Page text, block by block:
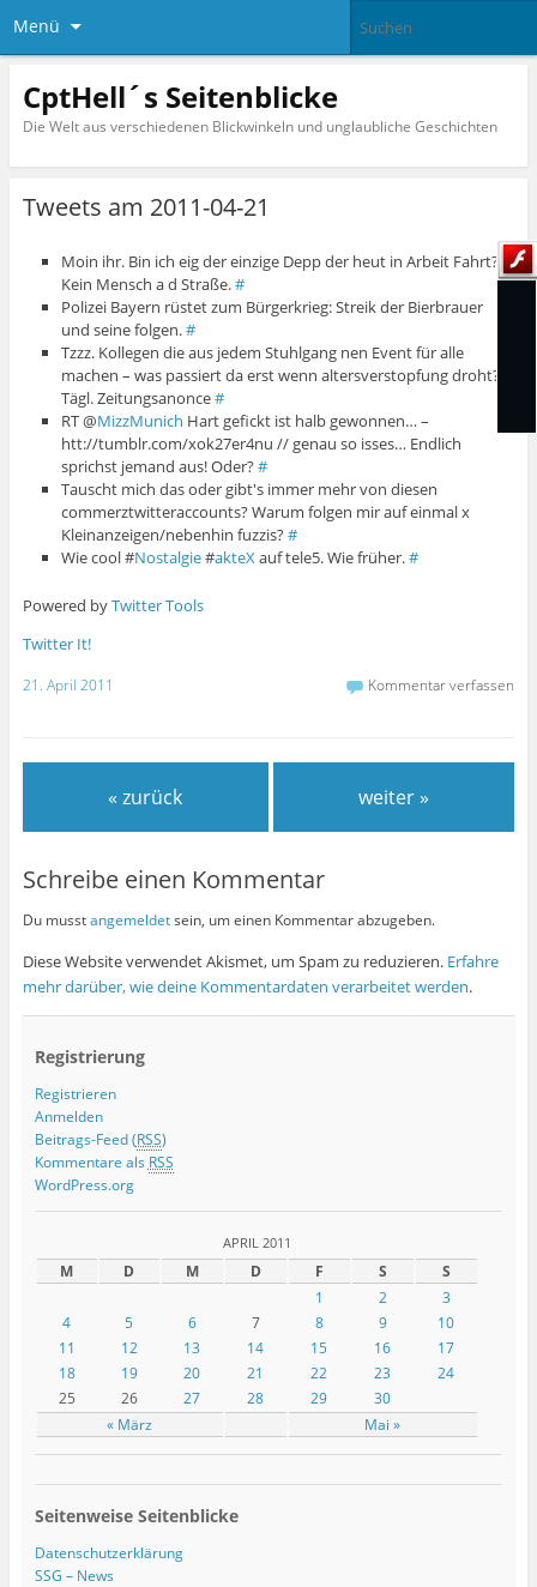
Menü
CptHell´s Seitenblicke
Die Welt aus verschiedenen Blickwinkeln und unglaubliche Geschichten
Tweets am 2011-04-21
Moin ihr. Bin ich eig der einzige Depp der heut in Arbeit Fahrt?
Kein Mensch a d Straße.#
Polizei Bayern rüstet zum Bürgerkrieg: Streik der Bierbrauer
und seine folgen.#
Tzzz. Kollegen die aus jedem Stuhlgang nen Event für alle
machen – was passiert da erst wenn altersverstopfung droht?
Tägl. Zeitungsanonce#
RT @MizzMunich Hart gefickt ist halb gewonnen… –
htt://tumblr.com/xok27er4nu // genau so isses… Endlich
sprichst jemand aus! Oder?#
Tauscht mich das oder gibt's immer mehr von diesen
commerztwitteraccounts? Warum folgen mir auf einmal x
Kleinanzeigen/nebenhin fuzzis?#
Wie cool #Nostalgie#akteXauf tele5. Wie früher.#
Powered byTwitter Tools
Twitter It!
21. April 2011 Kommentar verfassen
« zurück weiter »
Schreibe einen Kommentar
Du musstangemeldetsein, um einen Kommentar abzugeben.
Diese Website verwendet Akismet, um Spam zu reduzieren. Erfahre
mehr darüber, wie deine Kommentardaten verarbeitet werden.
Registrierung
Registrieren
Anmelden
Beitrags-Feed (RSS)
Kommentare als RSS
WordPress.org
APRIL 2011
M D M D F S S
« März Mai »
1 2
3
4
5 6 7 8 9
10
11
12 13 14 15 16
17
18
19 20 21 22 23
24
25
26 27 28 29 30
Seitenweise Seitenblicke
Datenschutzerklärung
SSG – News